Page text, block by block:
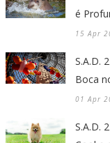
é
15 Apr
S.A.D.
Boca
01 Apr
S.A.D.